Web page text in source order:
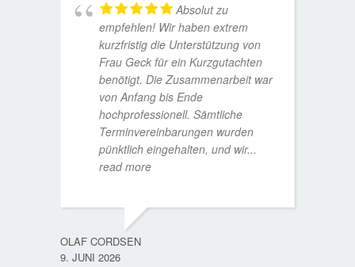
Absolut zu
empfehlen! Wir haben extrem
kurzfristig die Unterstützung von
Frau Geck für ein Kurzgutachten
benötigt. Die Zusammenarbeit war
von Anfang bis Ende
hochprofessionell. Sämtliche
Terminvereinbarungen wurden
pünktlich eingehalten, und wir...
read more
OLAF CORDSEN
9. JUNI 2026